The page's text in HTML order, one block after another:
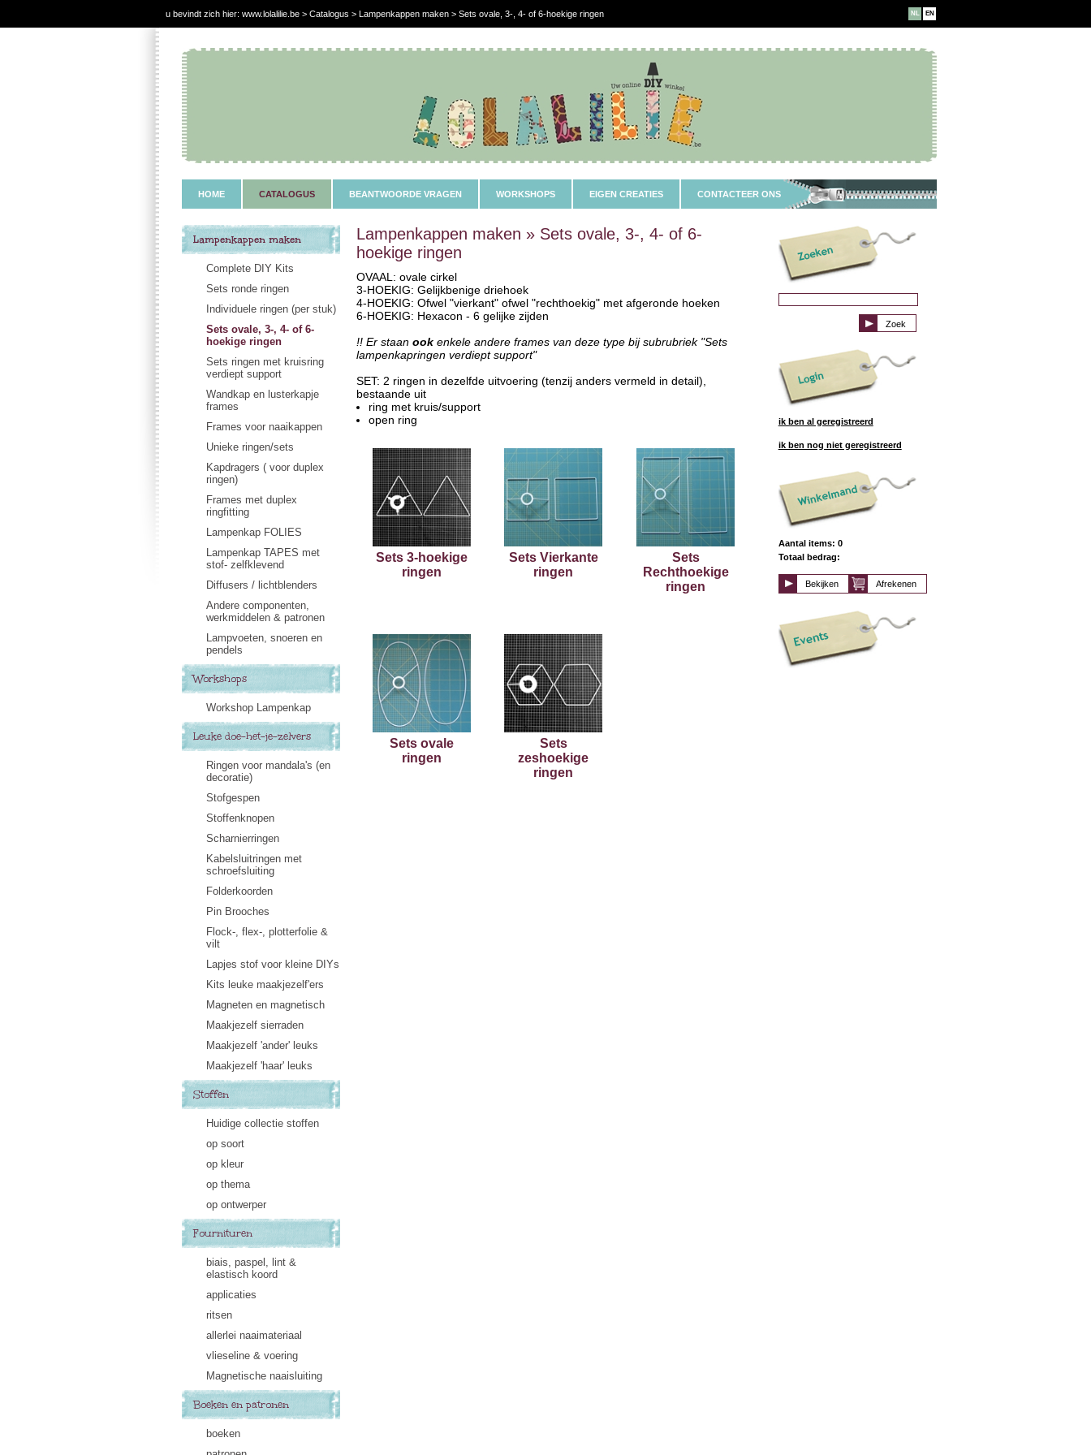
u bevindt zich hier: www.lolalilie.be > Catalogus > Lampenkappen maken > Sets ovale, 3-, 4- of 6-hoekige ringen NL EN
HOME CATALOGUS BEANTWOORDE VRAGEN WORKSHOPS EIGEN CREATIES CONTACTEER ONS
Lampenkappen maken
Complete DIY Kits
Sets ronde ringen
Individuele ringen (per stuk)
Sets ovale, 3-, 4- of 6-
hoekige ringen
Sets ringen met kruisring
verdiept support
Wandkap en lusterkapje
frames
Frames voor naaikappen
Unieke ringen/sets
Kapdragers ( voor duplex
ringen)
Frames met duplex
ringfitting
Lampenkap FOLIES
Lampenkap TAPES met
stof- zelfklevend
Diffusers / lichtblenders
Andere componenten,
werkmiddelen & patronen
Lampvoeten, snoeren en
pendels
Workshops
Workshop Lampenkap
Leuke doe-het-je-zelvers
Ringen voor mandala's (en
decoratie)
Stofgespen
Stoffenknopen
Scharnierringen
Kabelsluitringen met
schroefsluiting
Folderkoorden
Pin Brooches
Flock-, flex-, plotterfolie &
vilt
Lapjes stof voor kleine DIYs
Kits leuke maakjezelf'ers
Magneten en magnetisch
Maakjezelf sierraden
Maakjezelf 'ander' leuks
Maakjezelf 'haar' leuks
Stoffen
Huidige collectie stoffen
op soort
op kleur
op thema
op ontwerper
Fournituren
biais, paspel, lint &
elastisch koord
applicaties
ritsen
allerlei naaimateriaal
vlieseline & voering
Magnetische naaisluiting
Boeken en patronen
boeken
Lampenkappen maken » Sets ovale, 3-, 4- of 6-
hoekige ringen
OVAAL: ovale cirkel
3-HOEKIG: Gelijkbenige driehoek
4-HOEKIG: Ofwel "vierkant" ofwel "rechthoekig" met afgeronde hoeken
6-HOEKIG: Hexacon - 6 gelijke zijden
!! Er staanook enkele andere frames van deze type bij subrubriek "Sets
lampenkapringen verdiept support"
SET: 2 ringen in dezelfde uitvoering (tenzij anders vermeld in detail),
bestaande uit
ring met kruis/support
open ring
Sets 3-hoekige
ringen
Sets Vierkante
ringen
Sets
Rechthoekige
ringen
Sets ovale
ringen
Sets
zeshoekige
ringen
ik ben al geregistreerd
ik ben nog niet geregistreerd
Aantal items: 0
Totaal bedrag:
Afrekenen
Bekijken